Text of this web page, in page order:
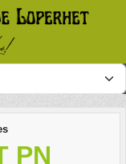
PN